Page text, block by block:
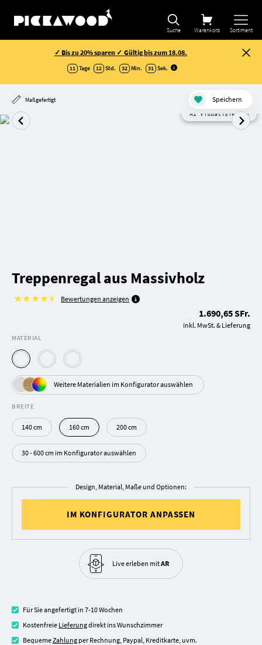
Suche Warenkorb Sortiment
✓ Bis zu 20% sparen ✓ Gültig bis zum 18.08.
11 Tage 12 Std. 32 Min. 31 Sek.
Maßgefertigt Speichern
AI Visualisierung
Treppenregal aus Massivholz
Bewertungen anzeigen
1.690,65 SFr.
inkl. MwSt. & Lieferung
MATERIAL
Weitere Materialien im Konfigurator auswählen
BREITE
140 cm 160 cm 200 cm
30 - 600 cm im Konfigurator auswählen
Design, Material, Maße und Optionen:
IM KONFIGURATOR ANPASSEN
Live erleben mitAR
Für Sie angefertigt in 7-10 Wochen
Kostenfreie Lieferungdirekt ins Wunschzimmer
BequemeZahlung per Rechnung, Paypal, Kreditkarte, uvm.